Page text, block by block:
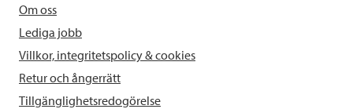
Om oss
Lediga jobb
Villkor, integritetspolicy & cookies
Retur och ångerrätt
Tillgänglighetsredogörelse